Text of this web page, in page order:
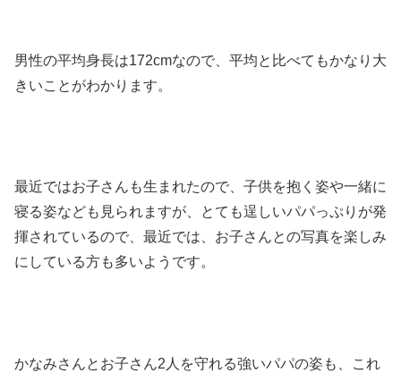
男性の平均身長は172cmなので、平均と比べてもかなり大
きいことがわかります。
最近ではお子さんも生まれたので、子供を抱く姿や一緒に
寝る姿なども見られますが、とても逞しいパパっぷりが発
揮されているので、最近では、お子さんとの写真を楽しみ
にしている方も多いようです。
かなみさんとお子さん2人を守れる強いパパの姿も、これ